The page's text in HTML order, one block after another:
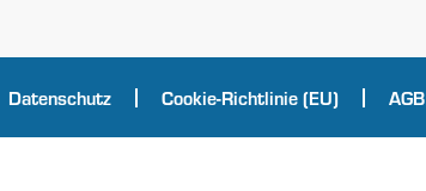
Datenschutz Cookie-Richtlinie (EU) AGB